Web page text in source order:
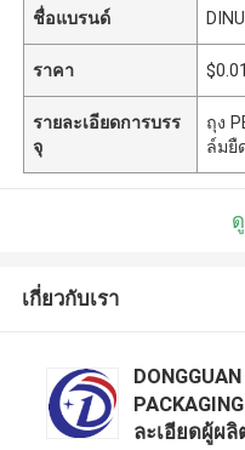
ชื่อแบรนด์
ราคา
รายละเอียดการบรร
จุ
ถุง
ล์มยื
เกี่ยวกับเรา
ละเอียดผู้ผลิ